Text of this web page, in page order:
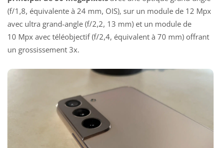
(f/1,8, équivalente à 24 mm, OIS), sur un module de 12 Mpx
avec ultra grand-angle (f/2,2, 13 mm) et un module de
10 Mpx avec téléobjectif (f/2,4, équivalent à 70 mm) offrant
un grossissement 3x.